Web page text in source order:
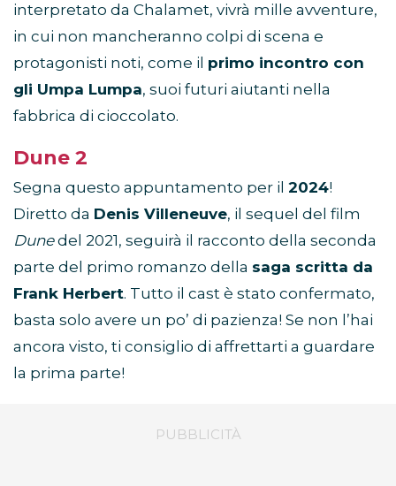
interpretato da Chalamet, vivrà mille avventure,
in cui non mancheranno colpi di scena e
protagonisti noti, come il primo incontro con
gli Umpa Lumpa, suoi futuri aiutanti nella
fabbrica di cioccolato.
Dune 2
Segna questo appuntamento per il 2024!
Diretto da Denis Villeneuve, il sequel del film
Dunedel 2021, seguirà il racconto della seconda
parte del primo romanzo della saga scritta da
Frank Herbert. Tutto il cast è stato confermato,
basta solo avere un po’ di pazienza! Se non l’hai
ancora visto, ti consiglio di affrettarti a guardare
la prima parte!